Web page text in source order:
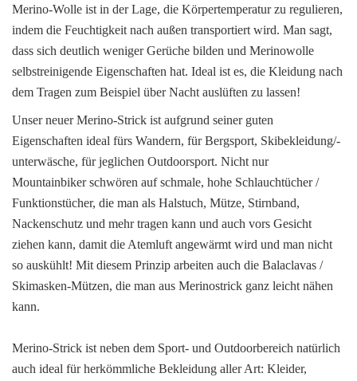
Merino-Wolle ist in der Lage, die Körpertemperatur zu regulieren,
indem die Feuchtigkeit nach außen transportiert wird. Man sagt,
dass sich deutlich weniger Gerüche bilden und Merinowolle
selbstreinigende Eigenschaften hat. Ideal ist es, die Kleidung nach
dem Tragen zum Beispiel über Nacht auslüften zu lassen!
Unser neuer Merino-Strick ist aufgrund seiner guten
Eigenschaften ideal fürs Wandern, für Bergsport, Skibekleidung/-
unterwäsche, für jeglichen Outdoorsport. Nicht nur
Mountainbiker schwören auf schmale, hohe Schlauchtücher /
Funktionstücher, die man als Halstuch, Mütze, Stirnband,
Nackenschutz und mehr tragen kann und auch vors Gesicht
ziehen kann, damit die Atemluft angewärmt wird und man nicht
so auskühlt! Mit diesem Prinzip arbeiten auch die Balaclavas /
Skimasken-Mützen, die man aus Merinostrick ganz leicht nähen
kann.
Merino-Strick ist neben dem Sport- und Outdoorbereich natürlich
auch ideal für herkömmliche Bekleidung aller Art: Kleider,